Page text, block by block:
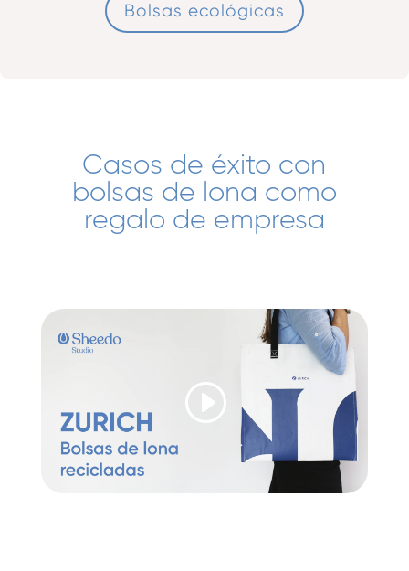
Bolsas ecológicas
Casos de éxito con
bolsas de lona como
regalo de empresa